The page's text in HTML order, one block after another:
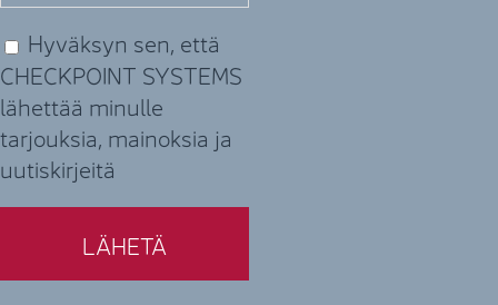
to
CHECKPOINT
SYSTEMS
to
the
processing
opposition and cancellation at any
time, by written notice, indicating
your data, sending a letter to
CHECKPOINT SYSTEMS to the
following email address:
privacy@checkpt.com.
(Required)
Hyväksyn sen, että
CHECKPOINT SYSTEMS
lähettää minulle
tarjouksia, mainoksia ja
uutiskirjeitä